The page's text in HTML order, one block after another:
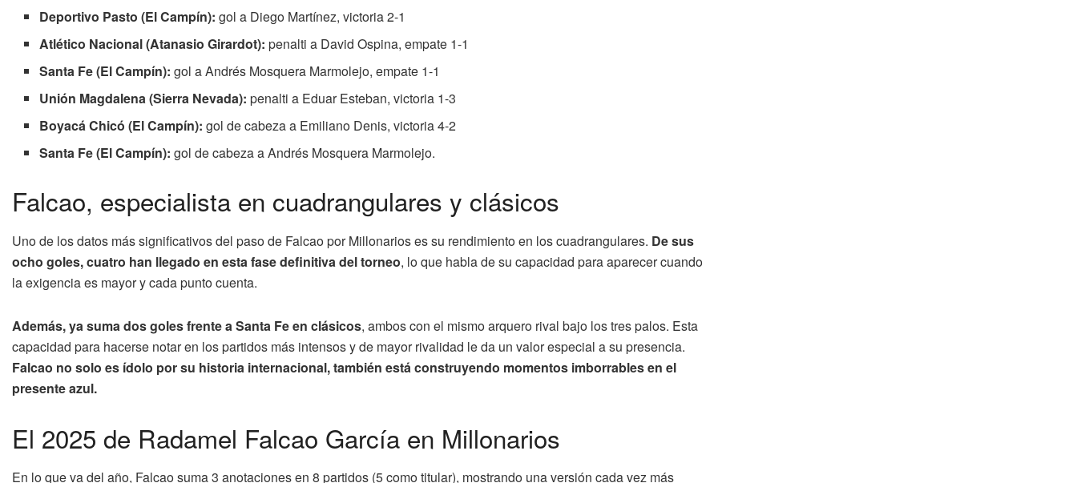
Deportivo Pasto (El Campín): gol a Diego Martínez, victoria 2-1
Atlético Nacional (Atanasio Girardot): penalti a David Ospina, empate 1-1
Santa Fe (El Campín): gol a Andrés Mosquera Marmolejo, empate 1-1
Unión Magdalena (Sierra Nevada): penalti a Eduar Esteban, victoria 1-3
Boyacá Chicó (El Campín): gol de cabeza a Emiliano Denis, victoria 4-2
Santa Fe (El Campín): gol de cabeza a Andrés Mosquera Marmolejo.
Falcao, especialista en cuadrangulares y clásicos
Uno de los datos más significativos del paso de Falcao por Millonarios es su rendimiento en los cuadrangulares. De sus
ocho goles, cuatro han llegado en esta fase definitiva del torneo, lo que habla de su capacidad para aparecer cuando
la exigencia es mayor y cada punto cuenta.
Además, ya suma dos goles frente a Santa Fe en clásicos, ambos con el mismo arquero rival bajo los tres palos. Esta
capacidad para hacerse notar en los partidos más intensos y de mayor rivalidad le da un valor especial a su presencia.
Falcao no solo es ídolo por su historia internacional, también está construyendo momentos imborrables en el
presente azul.
El 2025 de Radamel Falcao García en Millonarios
En lo que va del año, Falcao suma 3 anotaciones en 8 partidos (5 como titular), mostrando una versión cada vez más